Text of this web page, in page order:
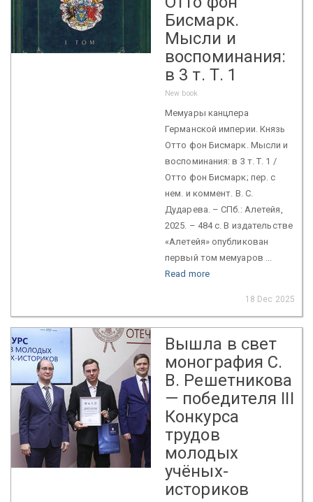
Бисмарк.
Мысли и
воспоминания:
в 3 т. Т. 1
New book
Мемуары канцлера
Германской империи. Князь
Отто фон Бисмарк. Мысли и
воспоминания: в 3 т. Т. 1 /
Отто фон Бисмарк; пер. с
нем. и коммент. В. С.
Дударева. – СПб.: Алетейя,
2025. – 484 с. В издательстве
«Алетейя» опубликован
первый том мемуаров ...
Read more
18 Dec 2025
Вышла в свет
монография С.
В. Решетникова
— победителя III
Конкурса
трудов
молодых
учёных-
историков